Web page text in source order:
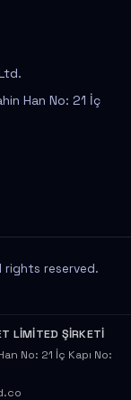
Han No: 21 İç
rights reserved.
LİMİTED ŞİRKETİ
No: 21 İç Kapı No: